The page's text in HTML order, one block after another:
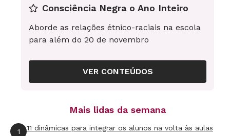
Consciência Negra o Ano Inteiro
Aborde as relações étnico-raciais na escola
para além do 20 de novembro
VER CONTEÚDOS
Mais lidas da semana
1 11 dinâmicas para integrar os alunos na volta às aulas